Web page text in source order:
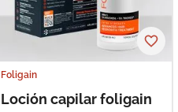
Foligain
Loción capilar foligain